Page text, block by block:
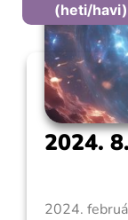
(heti/havi)
2024.
2024.